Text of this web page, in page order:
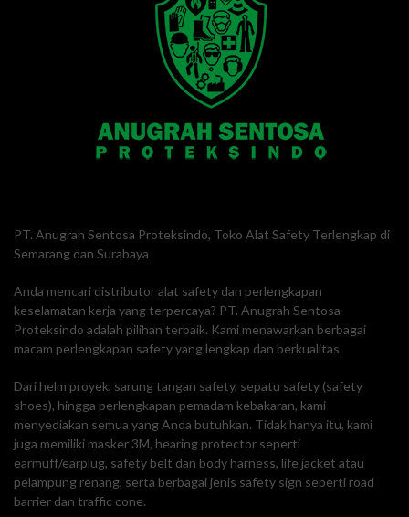
PT. Anugrah Sentosa Proteksindo, Toko Alat Safety Terlengkap di
Semarang dan Surabaya
Anda mencari distributor alat safety dan perlengkapan
keselamatan kerja yang terpercaya? PT. Anugrah Sentosa
Proteksindo adalah pilihan terbaik. Kami menawarkan berbagai
macam perlengkapan safety yang lengkap dan berkualitas.
Dari helm proyek, sarung tangan safety, sepatu safety (safety
shoes), hingga perlengkapan pemadam kebakaran, kami
menyediakan semua yang Anda butuhkan. Tidak hanya itu, kami
juga memiliki masker 3M, hearing protector seperti
earmuff/earplug, safety belt dan body harness, life jacket atau
pelampung renang, serta berbagai jenis safety sign seperti road
barrier dan traffic cone.